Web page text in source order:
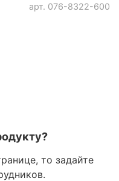
арт. 076-8322-600
то задайте